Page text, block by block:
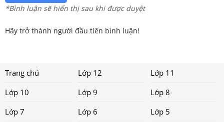
*Bình luận sẽ hiển thị sau khi được duyệt
Hãy trở thành người đầu tiên bình luận!
Trang chủ Lớp 12
Lớp 11
Lớp 10
Lớp 9
Lớp 8
Lớp 7
Lớp 6 Lớp 5